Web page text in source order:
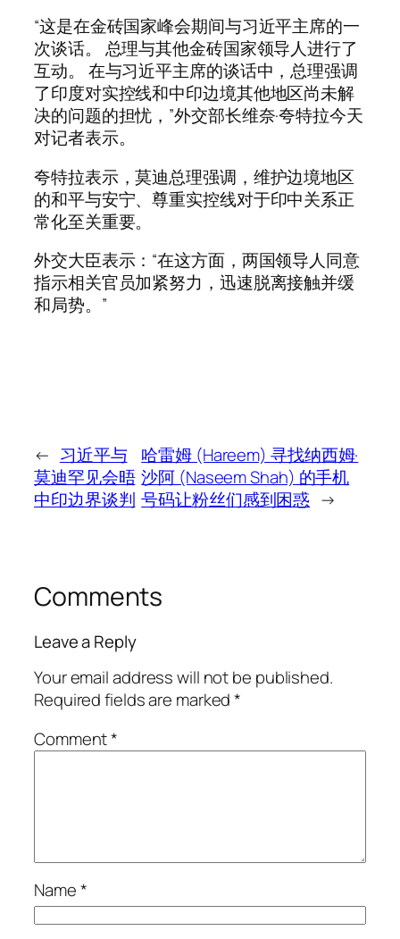
“这是在金砖国家峰会期间与习近平主席的一
次谈话。 总理与其他金砖国家领导人进行了
互动。 在与习近平主席的谈话中，总理强调
了印度对实控线和中印边境其他地区尚未解
决的问题的担忧，”外交部长维奈·夸特拉今天
对记者表示。
夸特拉表示，莫迪总理强调，维护边境地区
的和平与安宁、尊重实控线对于印中关系正
常化至关重要。
外交大臣表示：“在这方面，两国领导人同意
指示相关官员加紧努力，迅速脱离接触并缓
和局势。”
← 习近平与
莫迪罕见会晤
中印边界谈判
哈雷姆 (Hareem) 寻找纳西姆·
沙阿 (Naseem Shah) 的手机
号码让粉丝们感到困惑 →
Comments
Leave a Reply
Your email address will not be published.
Required fields are marked*
Comment*
Name*